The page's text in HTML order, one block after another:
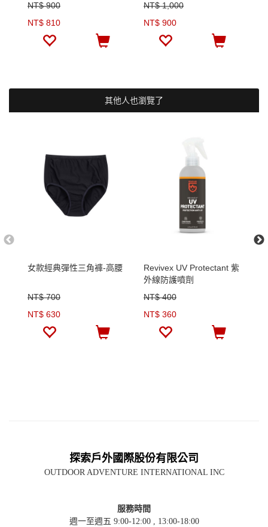
NT$ 900
NT$ 810
NT$ 1,000
NT$ 900
其他人也瀏覽了
女款經典彈性三角褲-高腰
NT$ 700
NT$ 630
Revivex UV Protectant 紫
外線防護噴劑
(118mL/4oz)
NT$ 400
NT$ 360
探索戶外國際股份有限公司
OUTDOOR ADVENTURE INTERNATIONAL INC
服務時間
週一至週五 9:00-12:00 , 13:00-18:00